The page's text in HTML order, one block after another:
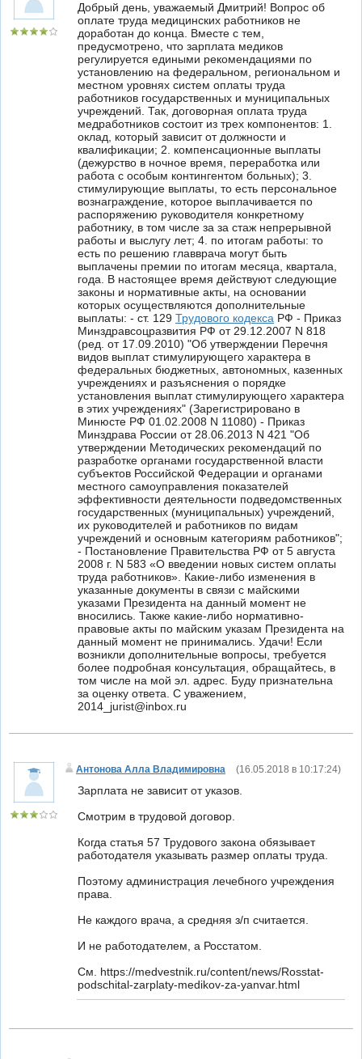
Добрый день, уважаемый Дмитрий! Вопрос об
оплате труда медицинских работников не
доработан до конца. Вместе с тем,
предусмотрено, что зарплата медиков
регулируется едиными рекомендациями по
установлению на федеральном, региональном и
местном уровнях систем оплаты труда
работников государственных и муниципальных
учреждений. Так, договорная оплата труда
медработников состоит из трех компонентов: 1.
оклад, который зависит от должности и
квалификации; 2. компенсационные выплаты
(дежурство в ночное время, переработка или
работа с особым контингентом больных); 3.
стимулирующие выплаты, то есть персональное
вознаграждение, которое выплачивается по
распоряжению руководителя конкретному
работнику, в том числе за за стаж непрерывной
работы и выслугу лет; 4. по итогам работы: то
есть по решению главврача могут быть
выплачены премии по итогам месяца, квартала,
года. В настоящее время действуют следующие
законы и нормативные акты, на основании
которых осуществляются дополнительные
выплаты: - ст. 129 Трудового кодекса РФ - Приказ
Минздравсоцразвития РФ от 29.12.2007 N 818
(ред. от 17.09.2010) "Об утверждении Перечня
видов выплат стимулирующего характера в
федеральных бюджетных, автономных, казенных
учреждениях и разъяснения о порядке
установления выплат стимулирующего характера
в этих учреждениях" (Зарегистрировано в
Минюсте РФ 01.02.2008 N 11080) - Приказ
Минздрава России от 28.06.2013 N 421 "Об
утверждении Методических рекомендаций по
разработке органами государственной власти
субъектов Российской Федерации и органами
местного самоуправления показателей
эффективности деятельности подведомственных
государственных (муниципальных) учреждений,
их руководителей и работников по видам
учреждений и основным категориям работников";
- Постановление Правительства РФ от 5 августа
2008 г. N 583 «О введении новых систем оплаты
труда работников». Какие-либо изменения в
указанные документы в связи с майскими
указами Президента на данный момент не
вносились. Также какие-либо нормативно-
правовые акты по майским указам Президента на
данный момент не принимались. Удачи! Если
возникли дополнительные вопросы, требуется
более подробная консультация, обращайтесь, в
том числе на мой эл. адрес. Буду признательна
за оценку ответа. С уважением,
2014_jurist@inbox.ru
Антонова Алла Владимировна (16.05.2018 в 10:17:24)
Зарплата не зависит от указов.
Смотрим в трудовой договор.
Когда статья 57 Трудового закона обязывает
работодателя указывать размер оплаты труда.
Поэтому администрация лечебного учреждения
права.
Не каждого врача, а средняя з/п считается.
И не работодателем, а Росстатом.
См. https://medvestnik.ru/content/news/Rosstat-
podschital-zarplaty-medikov-za-yanvar.html